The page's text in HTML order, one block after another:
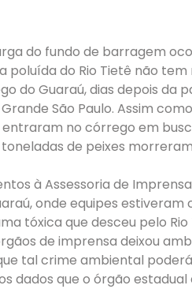
do fundo de barragem
poluída do Rio Tietê não
do Guaraú, dias depois da
São Paulo. Assim
entraram no córrego em
de peixes
à Assessoria de
onde equipes
tóxica que desceu pelo
de imprensa deixou
tal crime ambiental
dados que o órgão estadual